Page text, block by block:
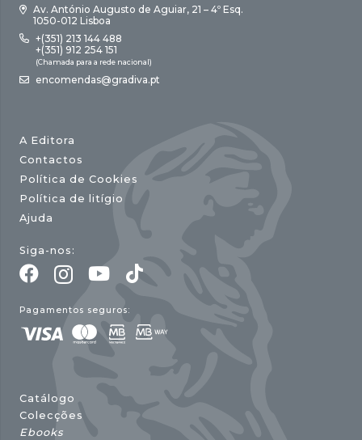
Av. António Augusto de Aguiar, 21 – 4º Esq.
1050-012 Lisboa
+(351) 213 144 488
+(351) 912 254 151
(Chamada para a rede nacional)
encomendas@gradiva.pt
A Editora
Contactos
Política de Cookies
Política de litígio
Ajuda
Siga-nos:
Pagamentos seguros:
Catálogo
Colecções
Ebooks